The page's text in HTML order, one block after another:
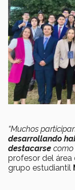
“Muchos
desarrollando
destacarse como
profesor del área
grupo estudiantil